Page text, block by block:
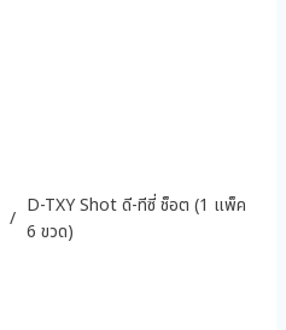
D-TXY Shot ดี-ทีซี่ ช็อต (1 แพ็ค
6 ขวด)